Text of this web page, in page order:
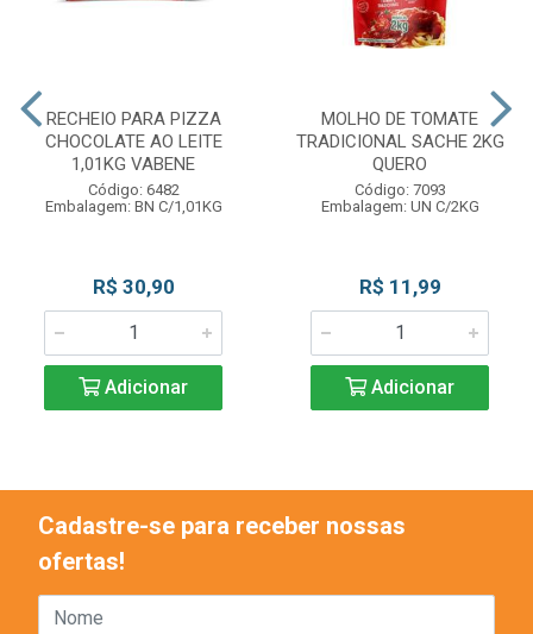
RECHEIO PARA PIZZA
CHOCOLATE AO LEITE
1,01KG VABENE
Código: 6482
Embalagem: BN C/1,01KG
R$ 30,90
Adicionar
MOLHO DE TOMATE
TRADICIONAL SACHE 2KG
QUERO
Código: 7093
Embalagem: UN C/2KG
R$ 11,99
Adicionar
Cadastre-se para receber nossas
ofertas!